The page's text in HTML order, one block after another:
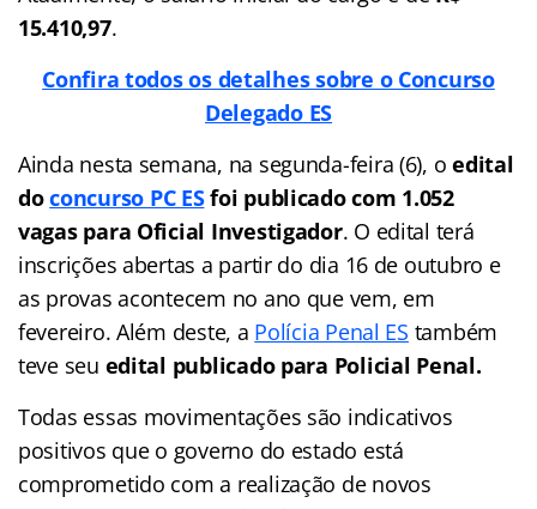
15.410,97.
Confira todos os detalhes sobre o Concurso
Delegado ES
Ainda nesta semana, na segunda-feira (6), oedital
doconcurso PC ESfoi publicado com 1.052
vagas para Oficial Investigador. O edital terá
inscrições abertas a partir do dia 16 de outubro e
as provas acontecem no ano que vem, em
fevereiro. Além deste, a Polícia Penal ES também
teve seu edital publicado para Policial Penal.
Todas essas movimentações são indicativos
positivos que o governo do estado está
comprometido com a realização de novos